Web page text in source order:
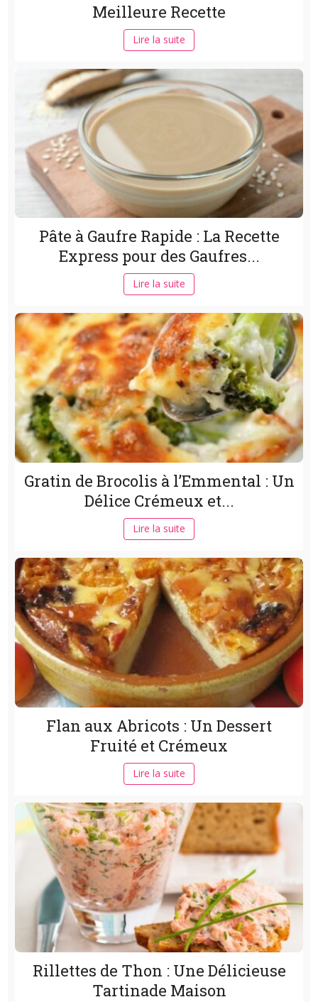
Meilleure Recette
Lire la suite
Pâte à Gaufre Rapide : La Recette
Express pour des Gaufres...
Lire la suite
Gratin de Brocolis à l’Emmental : Un
Délice Crémeux et...
Lire la suite
Flan aux Abricots : Un Dessert
Fruité et Crémeux
Lire la suite
Rillettes de Thon : Une Délicieuse
Tartinade Maison